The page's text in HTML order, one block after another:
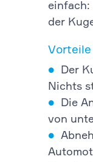
einfach:
der
Vorteile
Der
Nichts
Die
von